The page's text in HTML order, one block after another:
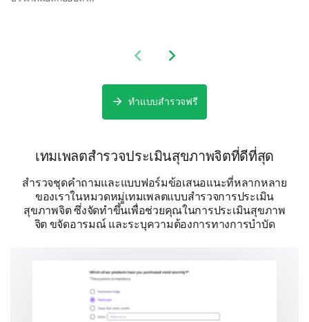
Follow a balanced diet
Spend time outdoors
Sleep at least 8 hours a night
Could you elaborate on other coping strategies
Previous slide
Next slide
ทำแบบสำรวจฟรี
เทมเพลตสำรวจประเมินสุขภาพจิตที่ดีที่สุด
สำรวจชุดคำถามและแบบฟอร์มข้อเสนอแนะที่หลากหลาย
ของเราในหมวดหมู่เทมเพลตแบบสำรวจการประเมิน
สุขภาพจิต ซึ่งจัดทำขึ้นเพื่อช่วยคุณในการประเมินสุขภาพ
จิต ขจัดอารมณ์ และระบุความต้องการทางการบำบัด